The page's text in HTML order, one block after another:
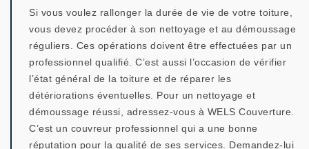
Si vous voulez rallonger la durée de vie de votre toiture,
vous devez procéder à son nettoyage et au démoussage
réguliers. Ces opérations doivent être effectuées par un
professionnel qualifié. C’est aussi l’occasion de vérifier
l’état général de la toiture et de réparer les
détériorations éventuelles. Pour un nettoyage et
démoussage réussi, adressez-vous à WELS Couverture.
C’est un couvreur professionnel qui a une bonne
réputation pour la qualité de ses services. Demandez-lui